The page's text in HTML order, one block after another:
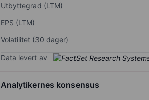
Utbyttegrad (LTM)
EPS (LTM)
Volatilitet (30 dager)
Data levert av
Analytikernes konsensus